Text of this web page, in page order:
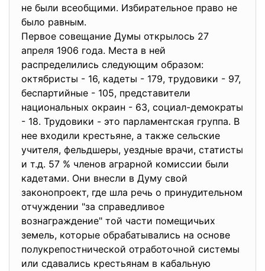
не были всеобщими. Избирательное право не
было равным.
Первое совещание Думы открылось 27
апреля 1906 года. Места в ней
распределились следующим образом:
октябристы - 16, кадеты - 179, трудовики - 97,
беспартийные - 105, представители
национальных окраин - 63, социал-демократы
- 18. Трудовики - это парламентская группа. В
нее входили крестьяне, а также сельские
учителя, фельдшеры, уездные врачи, статисты
и т.д. 57 % членов аграрной комиссии были
кадетами. Они внесли в Думу свой
законопроект, где шла речь о принудительном
отчуждении "за справедливое
вознаграждение" той части помещичьих
земель, которые обрабатывались на основе
полукрепостнической отработочной системы
или сдавались крестьянам в кабальную